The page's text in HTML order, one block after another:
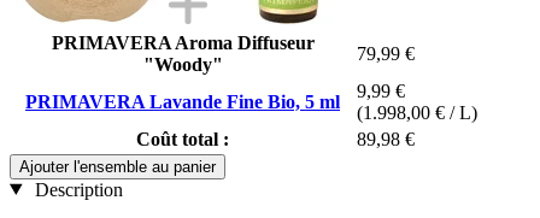
PRIMAVERA Aroma Diffuseur
"Woody"
79,99 €
PRIMAVERA Lavande Fine Bio, 5 ml
9,99 €
(1.998,00 € / L)
Coût total :
89,98 €
Ajouter l'ensemble au panier
Description